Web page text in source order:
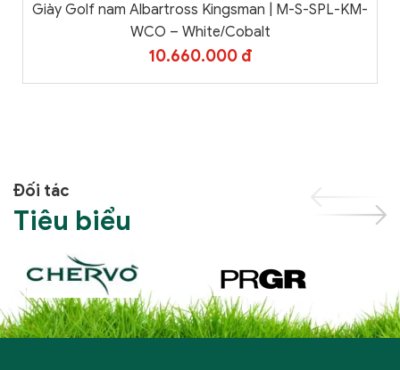
Giày Golf nam Albartross Kingsman | M-S-SPL-KM-
WCO – White/Cobalt
10.660.000 đ
Đối tác
Tiêu biểu